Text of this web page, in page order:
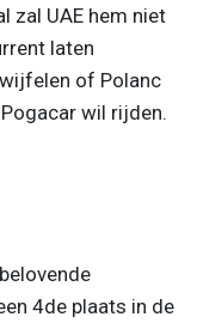
zal UAE hem niet
laten
of Polanc
wil rijden.
4de plaats in de